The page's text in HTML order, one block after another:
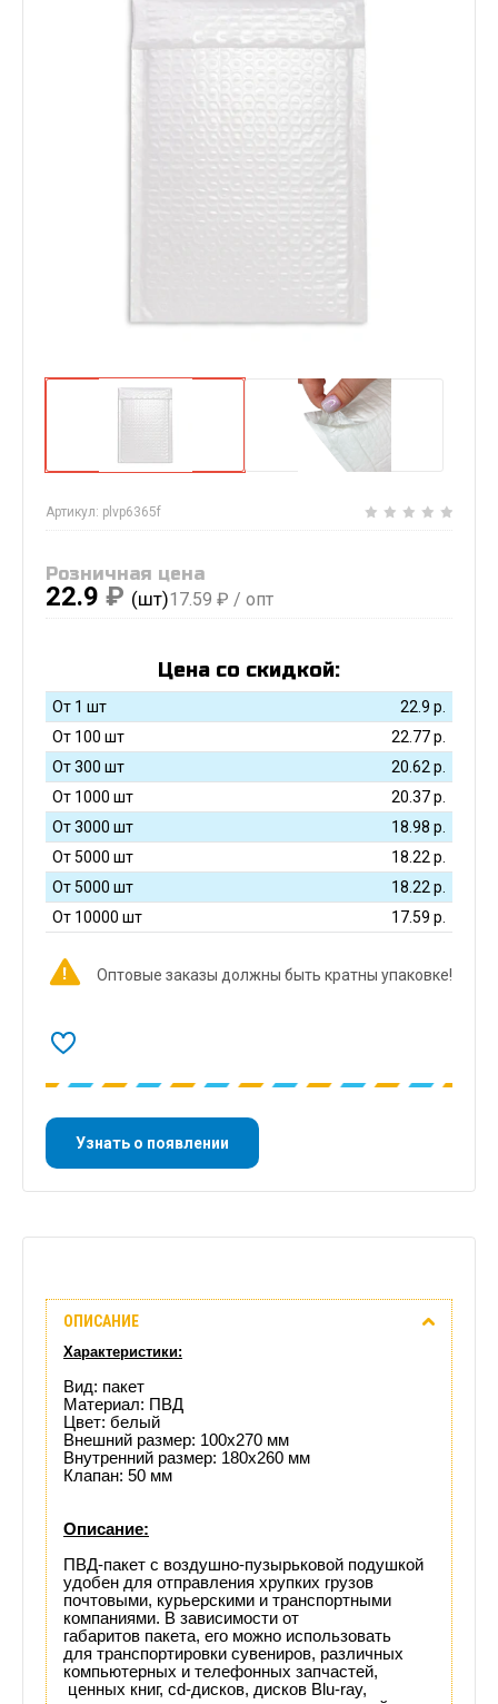
Артикул: plvp6365f
Розничная цена
22.9 ₽ (шт)17.59 ₽ / опт
Цена со скидкой:
От 1 шт 22.9 р.
От 100 шт
22.77р.
От 300 шт
20.62 р.
От 1000 шт
20.37р.
От 3000 шт
18.98 р.
От 5000 шт
18.22 р.
От 5000 шт
18.22 р.
От 10000 шт
17.59 р.
Оптовые заказы должны быть кратны упаковке!
Узнать о появлении
Отзывы
(0)
Доставка
этого
товара
ОПИСАНИЕ
Характеристики:
Вид: пакет
Материал: ПВД
Цвет: белый
Внешний размер: 100х270 мм
Внутренний размер: 180х260 мм
Клапан: 50 мм
Описание:
ПВД-пакет с воздушно-пузырьковой подушкой
удобен для отправления хрупких грузов
почтовыми, курьерскими и транспортными
компаниями. В зависимости от
габаритов пакета, его можно использовать
для транспортировки сувениров, различных
компьютерных и телефонных запчастей,
ценных книг, cd-дисков, дисков Blu-ray,